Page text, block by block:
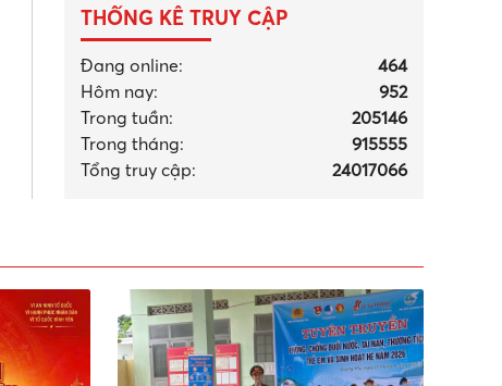
THỐNG KÊ TRUY CẬP
Đang online:
464
Hôm nay:
952
Trong tuần:
205146
Trong tháng:
915555
Tổng truy cập:
24017066